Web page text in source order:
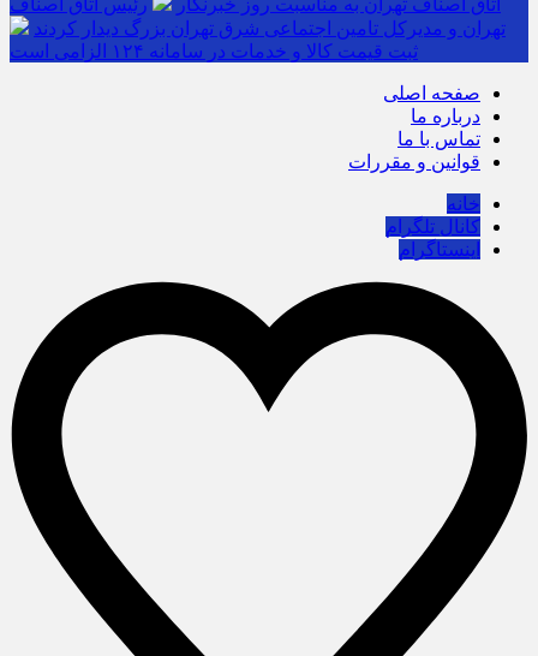
اتاق اصناف تهران به مناسبت روز خبرنگار
رئیس اتاق اصناف
تهران و مدیرکل تامین اجتماعی شرق تهران بزرگ دیدار کردند
ثبت قیمت کالا و خدمات در سامانه ۱۲۴ الزامی است
صفحه اصلی
درباره ما
تماس با ما
قوانین و مقررات
خانه
کانال تلگرام
اینستاگرام